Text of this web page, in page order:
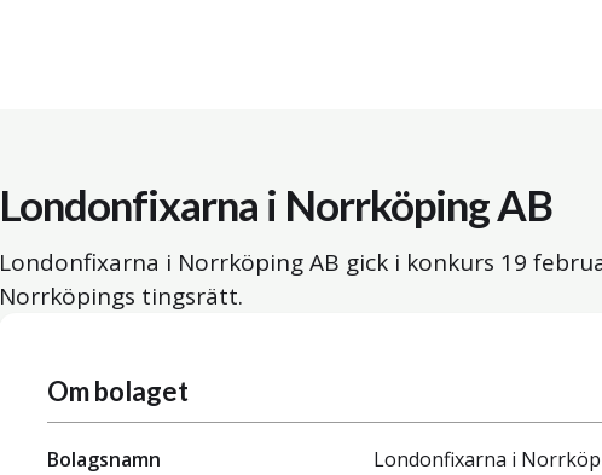
Londonfixarna i Norrköping AB
Londonfixarna i Norrköping AB gick i konkurs 19
Norrköpings tingsrätt.
Om bolaget
Bolagsnamn
Londonfixarna i